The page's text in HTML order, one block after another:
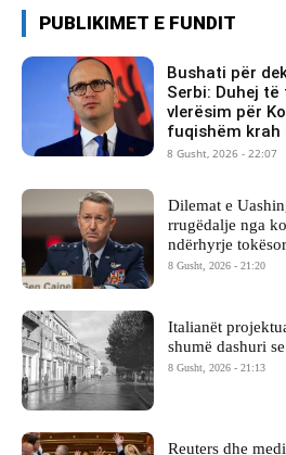
PUBLIKIMET E FUNDIT
Bushati për
Serbi: Duhej
vlerësim për
fuqishëm krah
8 Gusht, 2026 - 22:07
Dilemat e
rrugëdalje nga
ndërhyrje
8 Gusht, 2026 - 21:20
Italianët
shumë dashuri
8 Gusht, 2026 - 21:13
Reuters dhe